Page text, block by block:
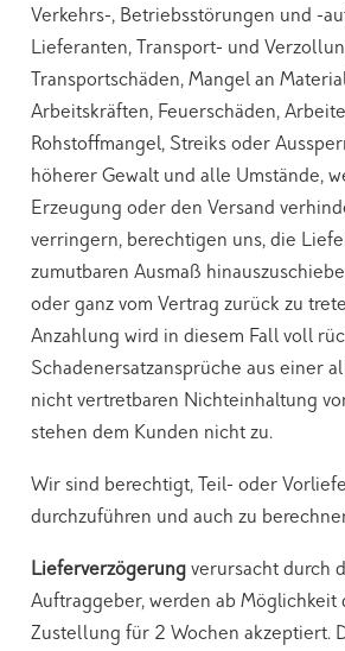
Verkehrs-, Betriebsstörungen und -
Lieferanten, Transport- und
Transportschäden, Mangel an
Arbeitskräften, Feuerschäden,
Rohstoffmangel, Streiks oder
höherer Gewalt und alle Umstände,
Erzeugung oder den Versand
verringern, berechtigen uns, die
zumutbaren Ausmaß
oder ganz vom Vertrag zurück zu
Anzahlung wird in diesem Fall voll
Schadenersatzansprüche aus einer
nicht vertretbaren Nichteinhaltung
stehen dem Kunden nicht zu.
Wir sind berechtigt, Teil- oder
durchzuführen und auch zu
Lieferverzögerungverursacht durch
Auftraggeber, werden ab
Zustellung für 2 Wochen akzeptiert.